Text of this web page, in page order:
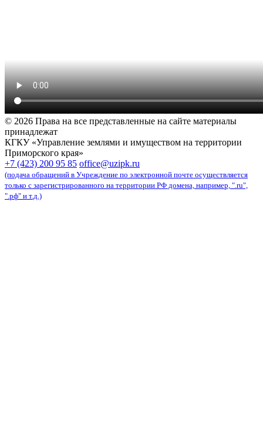
© 2026 Права на все представленные на сайте материалы
принадлежат
КГКУ «Управление землями и имуществом на территории
Приморского края»
+7 (423) 200 95 85 office@uzipk.ru
(подача обращений в Учреждение по электронной почте осуществляется
только с зарегистрированного на территории РФ домена, например, ".ru",
".рф" и т.д.)